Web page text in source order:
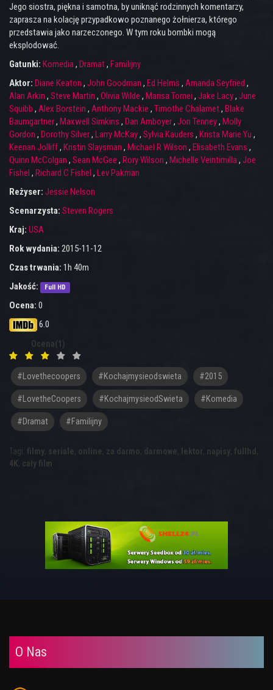
Jego siostra, piękna i samotna, by uniknąć rodzinnych komentarzy,
zaprasza na kolację przypadkowo poznanego żołnierza, którego
przedstawia jako narzeczonego. W tym roku bombki mogą
eksplodować.
Gatunki: Komedia, Dramat, Familijny
Aktor: Diane Keaton , John Goodman , Ed Helms , Amanda Seyfried ,
Alan Arkin , Steve Martin , Olivia Wilde , Marisa Tomei , Jake Lacy, June
Squibb , Alex Borstein , Anthony Mackie , Timothe Chalamet, Blake
Baumgartner, Maxwell Simkins , Dan Amboyer, Jon Tenney, Molly
Gordon , Dorothy Silver, Larry McKay, Sylvia Kauders , Krista Marie Yu ,
Keenan Jolliff, Kristin Slaysman , Michael R Wilson , Elisabeth Evans ,
Quinn McColgan , Sean McGee , Rory Wilson , Michelle Veintimilla, Joe
Fishel , Richard C Fishel , Lev Pakman
Reżyser: Jessie Nelson
Scenarzysta: Steven Rogers
Kraj: USA
Rok wydania: 2015-11-12
Czas trwania: 1h 40m
Jakość:
Full HD
Ocena: 0
6.0
Ocena(1)
#lovethecoopers #kochajmysieodswieta #2015
#LovetheCoopers #KochajmysieodSwieta #komedia
#dramat #familijny
Tagi: filmy, seriale, online, za darmo, darmowe, lektor, napisy, fullhd ,
4K, cały film
O Nas